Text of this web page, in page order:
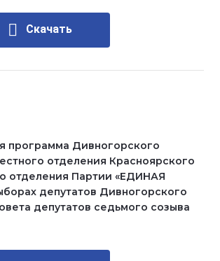
Скачать
программа Дивногорского
отделения Красноярского
отделения Партии «ЕДИНАЯ
депутатов Дивногорского
депутатов седьмого созыва